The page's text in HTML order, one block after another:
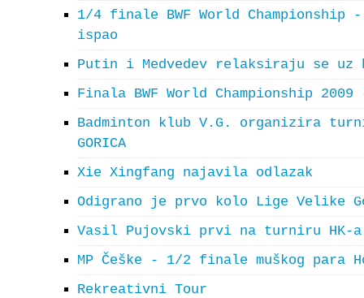
1/4 finale BWF World Championship
ispao
Putin i Medvedev relaksiraju se uz
Finala BWF World Championship
Badminton klub V.G. organizira
GORICA
Xie Xingfang najavila odlazak
Odigrano je prvo kolo Lige Velike
Vasil Pujovski prvi na turniru HK-a
MP Češke - 1/2 finale muškog para
Rekreativni Tour